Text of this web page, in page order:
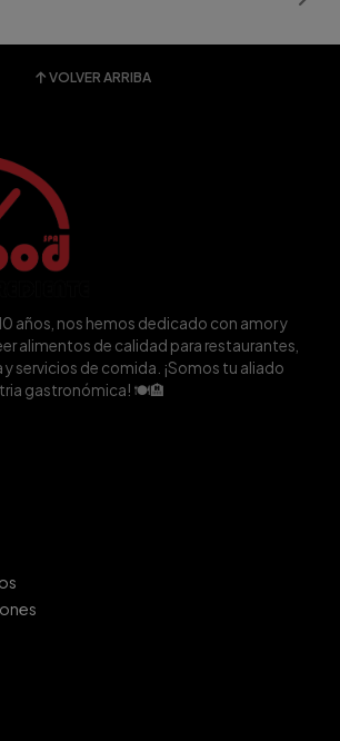
VOLVER ARRIBA
años, nos hemos dedicado con amor y
alimentos de calidad para restaurantes,
servicios de comida. ¡Somos tu aliado
gastronómica! 🍽️🏨